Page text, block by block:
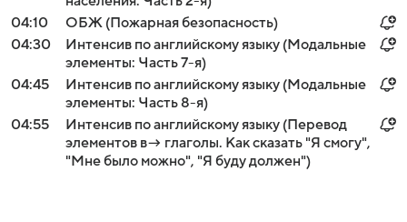
04:10
ОБЖ (Пожарная безопасность)
04:30
Интенсив по английскому языку (Модальные
элементы: Часть 7-я)
04:45
Интенсив по английскому языку (Модальные
элементы: Часть 8-я)
04:55
Интенсив по английскому языку (Перевод
элементов в→ глаголы. Как сказать "Я смогу",
"Мне было можно", "Я буду должен")